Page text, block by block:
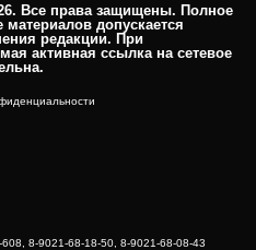
Все права защищены. Полное
допускается
редакции. При
активная ссылка на сетевое
8-9021-68-18-50, 8-9021-68-08-43